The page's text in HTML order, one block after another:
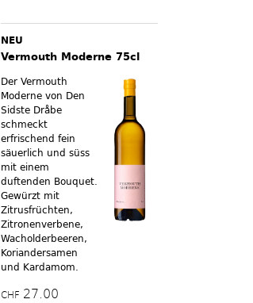
NEU
Vermouth Moderne 75cl
Der Vermouth
Moderne von Den
Sidste Dråbe
schmeckt
erfrischend fein
säuerlich und süss
mit einem
duftenden Bouquet.
Gewürzt mit
Zitrusfrüchten,
Zitronenverbene,
Wacholderbeeren,
Koriandersamen
und Kardamom.
CHF 27.00